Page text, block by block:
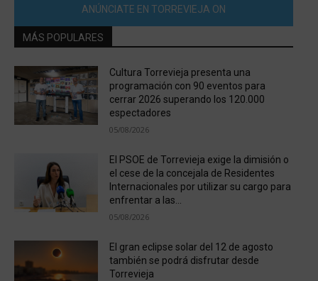
ANÚNCIATE EN TORREVIEJA ON
MÁS POPULARES
Cultura Torrevieja presenta una
programación con 90 eventos para
cerrar 2026 superando los 120.000
espectadores
05/08/2026
El PSOE de Torrevieja exige la dimisión o
el cese de la concejala de Residentes
Internacionales por utilizar su cargo para
enfrentar a las...
05/08/2026
El gran eclipse solar del 12 de agosto
también se podrá disfrutar desde
Torrevieja